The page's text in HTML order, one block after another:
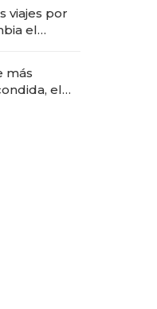
viajes por
el
más
el